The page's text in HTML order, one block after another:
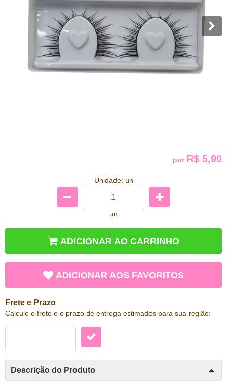
por R$ 5,90
Unidade: un
un
ADICIONAR AO CARRINHO
ADICIONAR AOS FAVORITOS
Frete e Prazo
Calcule o frete e o prazo de entrega estimados para sua região:
Descrição do Produto